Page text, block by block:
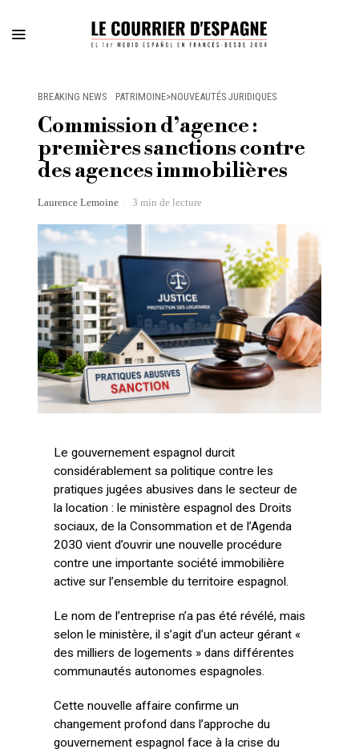
BREAKING NEWS · PATRIMOINE>NOUVEAUTÉS JURIDIQUES
Commission d’agence :
premières sanctions contre
des agences immobilières
Laurence Lemoine 3 min de lecture
Le gouvernement espagnol durcit
considérablement sa politique contre les
pratiques jugées abusives dans le secteur de
la location : le ministère espagnol des Droits
sociaux, de la Consommation et de l’Agenda
2030 vient d’ouvrir une nouvelle procédure
contre une importante société immobilière
active sur l’ensemble du territoire espagnol.
Le nom de l’entreprise n’a pas été révélé, mais
selon le ministère, il s’agit d’un acteur gérant «
des milliers de logements » dans différentes
communautés autonomes espagnoles.
Cette nouvelle affaire confirme un
changement profond dans l’approche du
gouvernement espagnol face à la crise du